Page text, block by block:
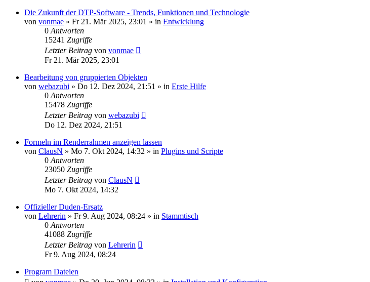
Die Zukunft der DTP-Software - Trends, Funktionen und Technologie
von vonmae » Fr 21. Mär 2025, 23:01 » in Entwicklung
0 Antworten
15241 Zugriffe
Letzter Beitrag von vonmae
Fr 21. Mär 2025, 23:01
Bearbeitung von gruppierten Objekten
von webazubi » Do 12. Dez 2024, 21:51 » in Erste Hilfe
0 Antworten
15478 Zugriffe
Letzter Beitrag von webazubi
Do 12. Dez 2024, 21:51
Formeln im Renderrahmen anzeigen lassen
von ClausN » Mo 7. Okt 2024, 14:32 » in Plugins und Scripte
0 Antworten
23050 Zugriffe
Letzter Beitrag von ClausN
Mo 7. Okt 2024, 14:32
Offizieller Duden-Ersatz
von Lehrerin » Fr 9. Aug 2024, 08:24 » in Stammtisch
0 Antworten
41088 Zugriffe
Letzter Beitrag von Lehrerin
Fr 9. Aug 2024, 08:24
Program Dateien